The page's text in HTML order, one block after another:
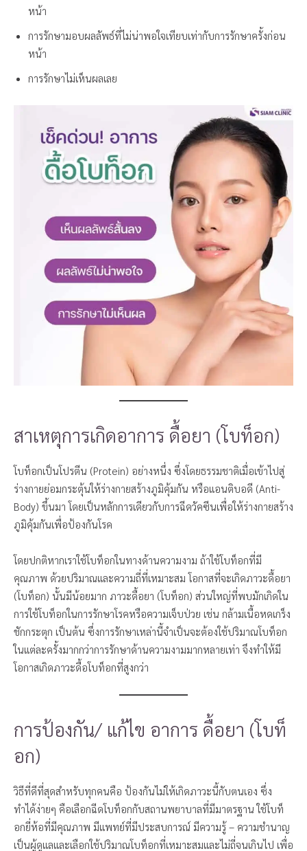
หน้า
การรักษามอบผลลัพธ์ที่ไม่น่าพอใจเทียบเท่ากับการรักษาครั้งก่อน
หน้า
การรักษาไม่เห็นผลเลย
สาเหตุการเกิดอาการ ดื้อยา (โบท็อก)
โบท็อกเป็นโปรตีน (Protein) อย่างหนึ่ง ซึ่งโดยธรรมชาติเมื่อเข้าไปสู่
ร่างกายย่อมกระตุ้นให้ร่างกายสร้างภูมิคุ้มกัน หรือแอนติบอดี (Anti-
Body) ขึ้นมา โดยเป็นหลักการเดียวกับการฉีดวัคซีนเพื่อให้ร่างกายสร้าง
ภูมิคุ้มกันเพื่อป้องกันโรค
โดยปกติหากเราใช้โบท็อกในทางด้านความงาม ถ้าใช้โบท็อกที่มี
คุณภาพ ด้วยปริมาณและความถี่ที่เหมาะสม โอกาสที่จะเกิดภาวะดื้อยา
(โบท็อก) นั้นมีน้อยมาก ภาวะดื้อยา (โบท็อก) ส่วนใหญ่ที่พบมักเกิดใน
การใช้โบท็อกในการรักษาโรคหรือความเจ็บป่วย เช่น กล้ามเนื้อหดเกร็ง
ชักกระตุก เป็นต้น ซึ่งการรักษาเหล่านี้จำเป็นจะต้องใช้ปริมาณโบท็อก
ในแต่ละครั้งมากกว่าการรักษาด้านความงามมากหลายเท่า จึงทำให้มี
โอกาสเกิดภาวะดื้อโบท็อกที่สูงกว่า
การป้องกัน/ แก้ไข อาการ ดื้อยา (โบท็
อก)
วิธีที่ดีที่สุดสำหรับทุกคนคือ ป้องกันไม่ให้เกิดภาวะนี้กับตนเอง ซึ่ง
ทำได้ง่ายๆ คือเลือกฉีดโบท็อกกับสถานพยาบาลที่มีมาตรฐาน ใช้โบท็
อกยี่ห้อที่มีคุณภาพ มีแพทย์ที่มีประสบการณ์ มีความรู้ – ความชำนาญ
เป็นผู้ดูแลและเลือกใช้ปริมาณโบท็อกที่เหมาะสมและไม่ถี่จนเกินไป เพื่อ